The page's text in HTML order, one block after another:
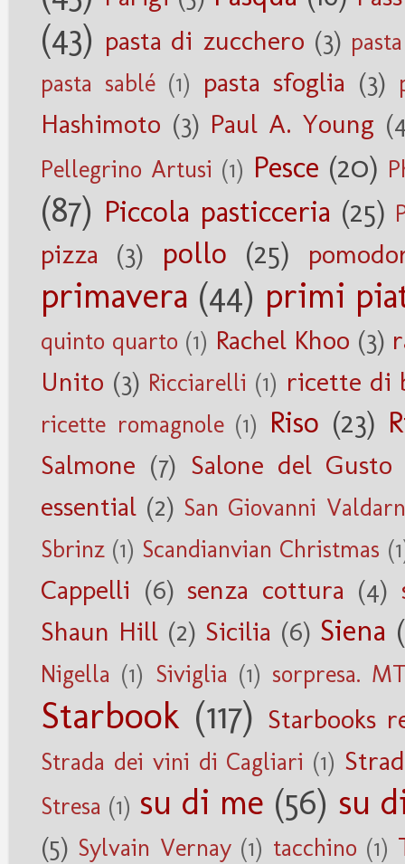
(43) pasta di zucchero (3)
pasta sablé (1) pasta sfoglia (3)
Hashimoto (3) Paul A. Young
Pellegrino Artusi (1) Pesce (20)
(87) Piccola pasticceria (25)
pizza (3) pollo (25)
primavera (44) primi
quinto quarto (1) Rachel Khoo (3)
Unito (3) Ricciarelli (1) ricette di
ricette romagnole (1) Riso (23)
Salmone (7) Salone del Gusto
essential (2) San Giovanni
Sbrinz (1) Scandianvian Christmas
Cappelli (6) senza cottura (4)
Shaun Hill (2) Sicilia (6) Siena
Nigella (1) Siviglia (1) sorpresa.
Starbook (117) Starbooks
Strada dei vini di Cagliari (1)
Stresa (1) su di me (56) su
(5) Sylvain Vernay (1) tacchino (1)